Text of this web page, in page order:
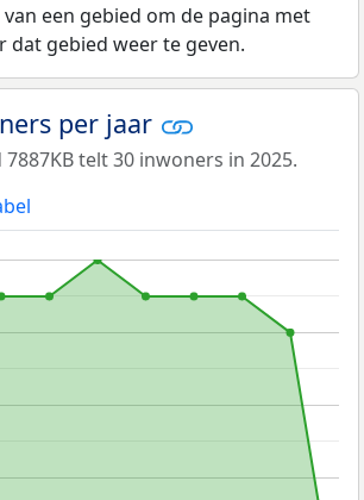
een gebied om de pagina met
dat gebied weer te geven.
per jaar
telt 30 inwoners in 2025.